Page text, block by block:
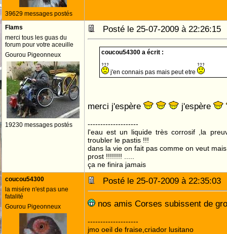
39629 messages postés
Flams
merci tous les guas du
forum pour votre aceuille
Gourou Pigeonneux
19230 messages postés
Posté le 25-07-2009 à
coucou54300 a écrit :
j'en connais pas mais peut etre
merci j'espère j'espère
--------------------
l'eau est un liquide très corrosif ,la
troubler le pastis !!!
dans la vie on fait pas comme on veut
prost !!!!!!!! .....
ça ne finira jamais
coucou54300
la misére n'est pas une
fatalité
Gourou Pigeonneux
Posté le 25-07-2009 à
nos amis Corses subissent de
--------------------
jmo oeil de fraise,criador lusitano